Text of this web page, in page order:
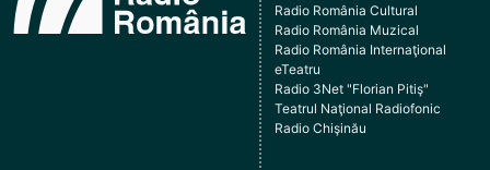
Radio România Cultural
Radio România Muzical
Radio România Internaţional
eTeatru
Radio 3Net "Florian Pitiş"
Teatrul Naţional Radiofonic
Radio Chişinău